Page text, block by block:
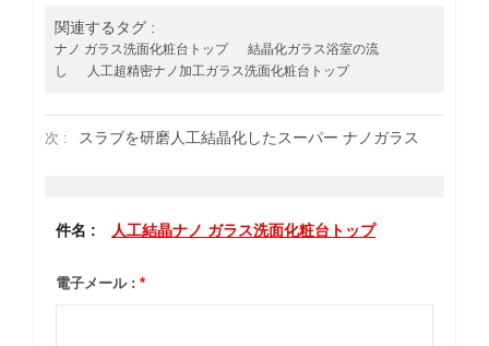
関連するタグ :
ナノ ガラス洗面化粧台トップ
結晶化ガラス浴室の流
し
人工超精密ナノ加工ガラス洗面化粧台トップ
次 : スラブを研磨人工結晶化したスーパー ナノガラス
件名 : 人工結晶ナノ ガラス洗面化粧台トップ
電子メール : *